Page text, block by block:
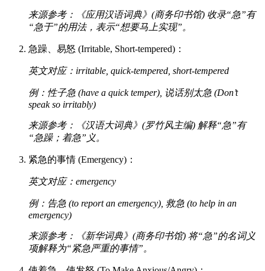
来源参考：《应用汉语词典》(商务印书馆) 收录“急”有
“急于”的用法，表示“想要马上实现”。
急躁、易怒 (Irritable, Short-tempered)：
英文对应：irritable, quick-tempered, short-tempered
例：性子急 (have a quick temper), 说话别太急 (Don’t
speak so irritably)
来源参考：《汉语大词典》(罗竹风主编) 解释“急”有
“急躁；着急”义。
紧急的事情 (Emergency)：
英文对应：emergency
例：告急 (to report an emergency), 救急 (to help in an
emergency)
来源参考：《新华词典》(商务印书馆) 将“急”的名词义
项解释为“紧急严重的事情”。